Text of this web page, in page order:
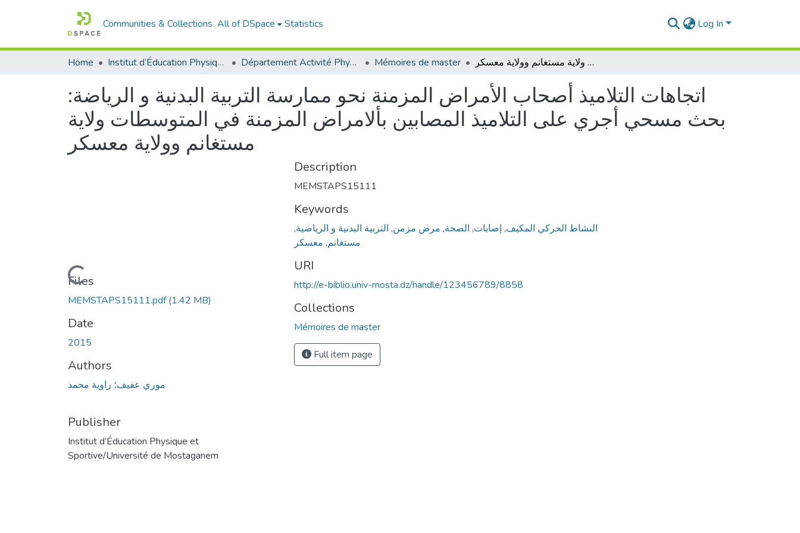
Communities & Collections All of DSpace Statistics Log In
Home Institut d’Éducation Physique et Sportive Département Activité Physique Adaptée (APA) Mémoires de master اتجاهات التلاميذ أصحاب الأمراض المزمنة نحو ممارسة التربية البدنية و الرياضة: بحث مسحي أجري على التلاميذ المصابين بألامراض المزمنة في المتوسطات ولاية مستغانم وولاية معسكر
اتجاهات التلاميذ أصحاب الأمراض المزمنة نحو ممارسة التربية البدنية و الرياضة:
بحث مسحي أجري على التلاميذ المصابين بألامراض المزمنة في المتوسطات ولاية
مستغانم وولاية معسكر
Loading...
Files
MEMSTAPS15111.pdf(1.42 MB)
Date
2015
Authors
موري عفيف؛ راوية محمد
Publisher
Institut d’Éducation Physique et
Sportive/Université de Mostaganem
Description
MEMSTAPS15111
Keywords
النشاط الحركي المكيف,إصابات, الصحة, مرض مزمن, التربية البدنية و الرياضية,
مستغانم, معسكر
URI
http://e-biblio.univ-mosta.dz/handle/123456789/8858
Collections
Mémoires de master
Full item page